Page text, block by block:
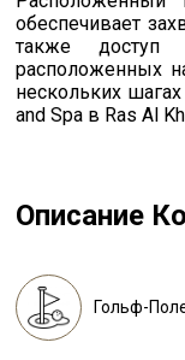
обеспечивает
также доступ
расположенных
нескольких
and Spa в Ras Al
Описание
Гольф-